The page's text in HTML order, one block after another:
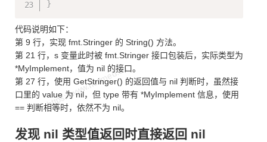
}
代码说明如下：
第 9 行，实现 fmt.Stringer 的 String() 方法。
第 21 行，s 变量此时被 fmt.Stringer 接口包装后，实际类型为
*MyImplement，值为 nil 的接口。
第 27 行，使用 GetStringer() 的返回值与 nil 判断时，虽然接
口里的 value 为 nil，但 type 带有 *MyImplement 信息，使用
== 判断相等时，依然不为 nil。
发现 nil 类型值返回时直接返回 nil